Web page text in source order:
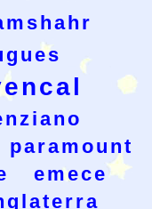
paramount
emece